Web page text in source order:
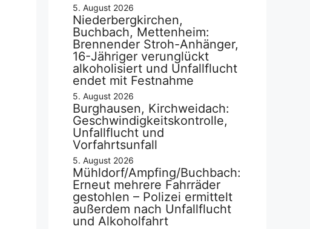
5. August 2026
Niederbergkirchen,
Buchbach, Mettenheim:
Brennender Stroh-Anhänger,
16-Jähriger verunglückt
alkoholisiert und Unfallflucht
endet mit Festnahme
5. August 2026
Burghausen, Kirchweidach:
Geschwindigkeitskontrolle,
Unfallflucht und
Vorfahrtsunfall
5. August 2026
Mühldorf/Ampfing/Buchbach:
Erneut mehrere Fahrräder
gestohlen – Polizei ermittelt
außerdem nach Unfallflucht
und Alkoholfahrt